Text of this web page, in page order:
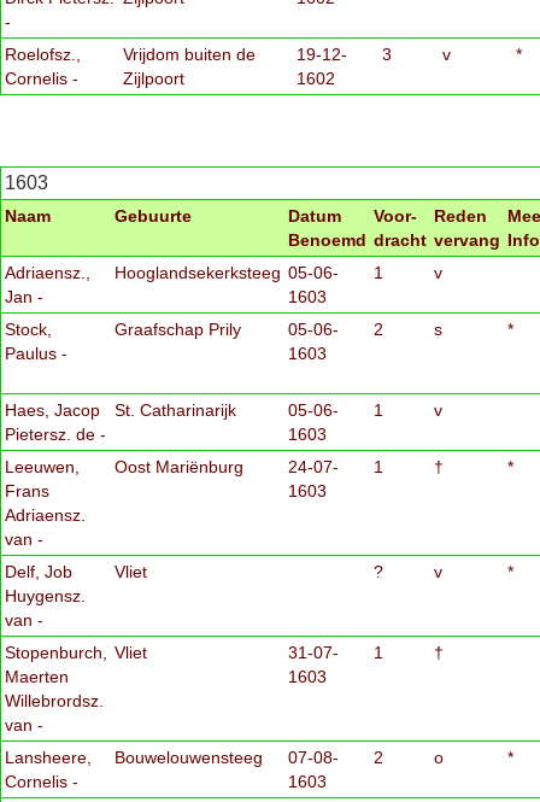
-
Roelofsz.,
Cornelis -
Vrijdom buiten de
Zijlpoort
19-12-
1602
3 v *
1603
Naam Gebuurte
Datum
Benoemd
Voor-
dracht
Reden
vervang Info
Adriaensz.,
Jan -
Hooglandsekerksteeg 05-06-
1603
1 v
Stock,
Paulus -
Graafschap Prily
05-06-
1603
2 s *
Haes, Jacop
Pietersz. de -
St. Catharinarijk
05-06-
1603
1 v
Leeuwen,
Frans
Adriaensz.
van -
Oost Mariënburg
24-07-
1603
1 † *
Delf, Job
Huygensz.
van -
Vliet ? v *
Stopenburch,
Maerten
Willebrordsz.
van -
Vliet
31-07-
1603
1 †
Lansheere,
Cornelis -
Bouwelouwensteeg
07-08-
1603
2 o *